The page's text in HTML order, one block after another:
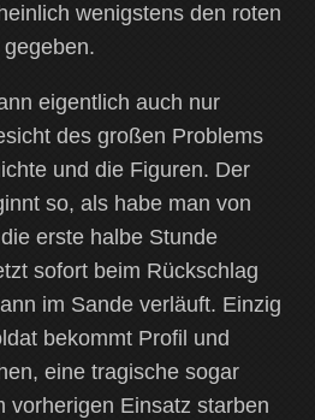
wenigstens den roten
eigentlich auch nur
des großen Problems
und die Figuren. Der
so, als habe man von
erste halbe Stunde
sofort beim Rückschlag
im Sande verläuft. Einzig
bekommt Profil und
eine tragische sogar
vorherigen Einsatz starben